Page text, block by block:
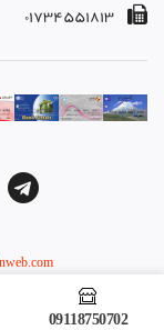
01734551813
09118750702